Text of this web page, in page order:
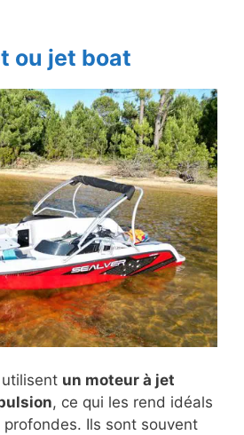
ou jet boat
un moteur à jet
, ce qui les rend idéals
profondes. Ils sont souvent